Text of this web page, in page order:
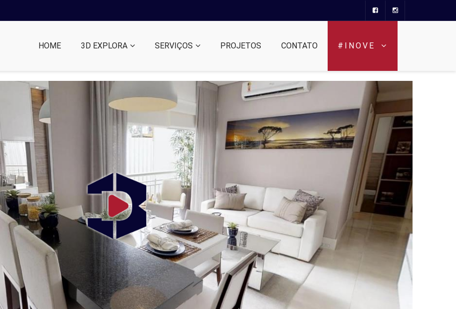
HOME 3D EXPLORA SERVIÇOS PROJETOS CONTATO #INOVE